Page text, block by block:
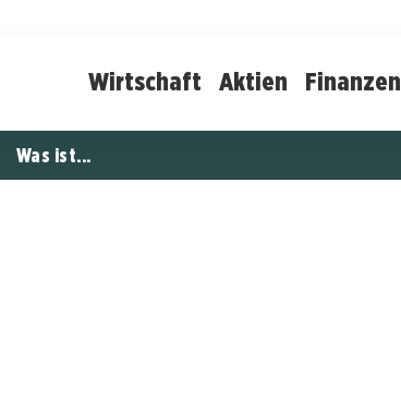
Wirtschaft Aktien Finanzen
Was ist...